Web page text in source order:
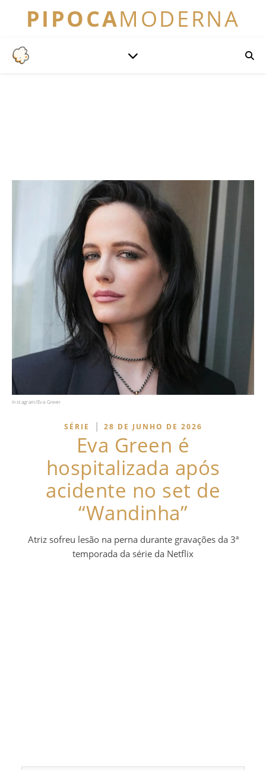
PIPOCAMODERNA
Instagram/Eva Green
SÉRIE | 28 DE JUNHO DE 2026
Eva Green é
hospitalizada após
acidente no set de
“Wandinha”
Atriz sofreu lesão na perna durante gravações da 3ª
temporada da série da Netflix